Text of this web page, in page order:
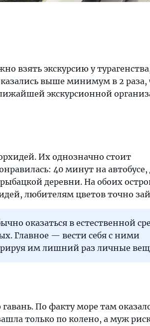
взять экскурсию у
выше минимум в 2 раза,
экскурсионной
Их однозначно стоит
40 минут на автобусе,
деревни. На обоих
любителям цветов точно
оказаться в естественной
Главное — вести себя с ними
им лишний раз личные
По факту море там
только по колено, а муж